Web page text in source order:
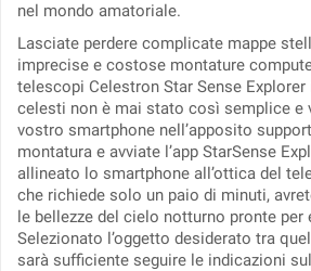
nel mondo amatoriale.
Lasciate perdere complicate mappe
imprecise e costose montature
telescopi Celestron Star Sense
celesti non è mai stato così semplice e
vostro smartphone nell’apposito
montatura e avviate l’app StarSense
allineato lo smartphone all’ottica del
che richiede solo un paio di minuti,
le bellezze del cielo notturno pronte per
Selezionato l’oggetto desiderato tra
sarà sufficiente seguire le indicazioni